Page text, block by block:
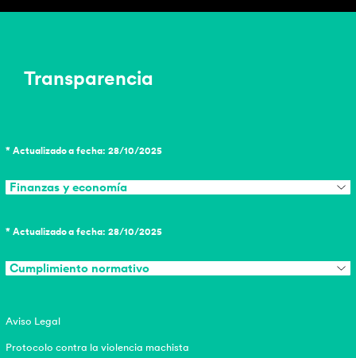
Transparencia
* Actualizado a fecha: 28/10/2025
Finanzas y economía
* Actualizado a fecha: 28/10/2025
Cumplimiento normativo
Aviso Legal
Protocolo contra la violencia machista